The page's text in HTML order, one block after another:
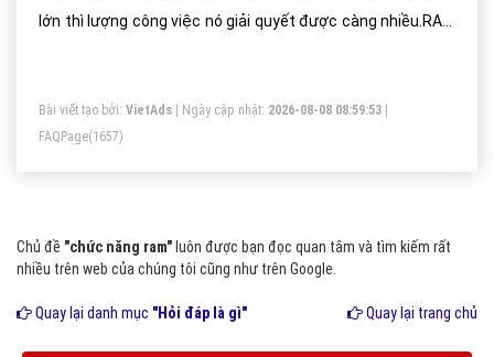
lớn thì lượng công việc nó giải quyết được càng nhiều.RAM
“xấu hổ” khi đọ sức với RAM. Trong khi ổ cứng thể rắn (solid
state drives) có thể đạt được tốc độ truyền tải hơn 1000
MB/s, module RAM hiện đại vượt qua tốc độ 15000 MB/s.
Bài viết tạo bởi: VietAds | Ngày cập nhật: 2026-08-08 08:59:53
FAQPage(1657)
Chủ đề "chức năng ram" luôn được bạn đọc quan tâm và tìm kiếm rất
nhiều trên web của chúng tôi cũng như trên Google.
Quay lại danh mục "Hỏi đáp là gì" Quay lại trang chủ